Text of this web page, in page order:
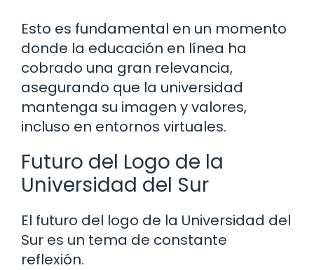
Esto es fundamental en un momento
donde la educación en línea ha
cobrado una gran relevancia,
asegurando que la universidad
mantenga su imagen y valores,
incluso en entornos virtuales.
Futuro del Logo de la
Universidad del Sur
El futuro del logo de la Universidad del
Sur es un tema de constante
reflexión.